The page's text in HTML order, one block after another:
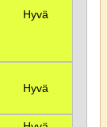
Hyvä
Hyvä